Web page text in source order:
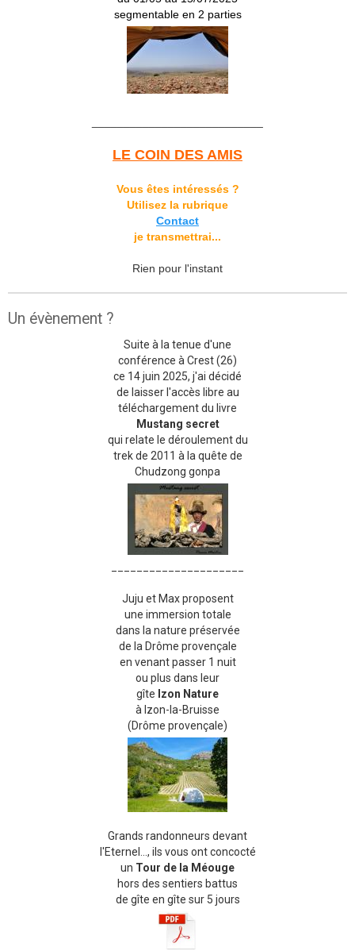
segmentable en 2 parties
LE COIN DES AMIS
Vous êtes intéressés ?
Utilisez la rubrique
Contact
je transmettrai...
Rien pour l'instant
Un évènement ?
Suite à la tenue d'une
conférence à Crest (26)
ce 14 juin 2025, j'ai décidé
de laisser l'accès libre au
téléchargement du livre
Mustang secret
qui relate le déroulement du
trek de 2011 à la quête de
Chudzong gonpa
Juju et Max proposent
une immersion totale
dans la nature préservée
de la Drôme provençale
en venant passer 1 nuit
ou plus dans leur
gîte Izon Nature
à Izon-la-Bruisse
(Drôme provençale)
Grands randonneurs devant
l'Eternel..., ils vous ont concocté
un Tour de la Méouge
hors des sentiers battus
de gîte en gîte sur 5 jours